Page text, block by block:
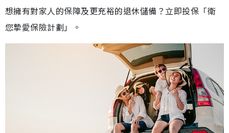
想擁有對家人的保障及更充裕的退休儲備？立即投保「衛
您摯愛保險計劃」。